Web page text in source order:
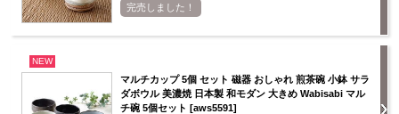
完売しました！
NEW
マルチカップ 5個 セット 磁器 おしゃれ 煎茶碗 小鉢 サラ
ダボウル 美濃焼 日本製 和モダン 大きめ Wabisabi マル
チ碗 5個セット [aws5591]